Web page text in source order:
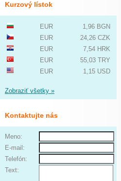
Kurzový lístok
EUR
1,96 BGN
EUR
24,26 CZK
EUR
7,54 HRK
EUR
55,03 TRY
EUR
1,15 USD
Zobraziť všetky »
Kontaktujte nás
Meno:
E-mail:
Telefón:
Text: